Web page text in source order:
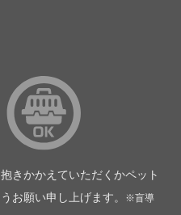
きかかえていただくかペット
お願い申し上げます。
※盲導